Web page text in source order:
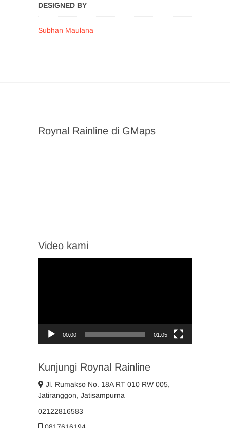
DESIGNED BY
Subhan Maulana
Roynal Rainline di GMaps
Video kami
00:00 01:05
Kunjungi Roynal Rainline
Jl. Rumakso No. 18A RT 010 RW 005,
Jatiranggon, Jatisampurna
02122816583